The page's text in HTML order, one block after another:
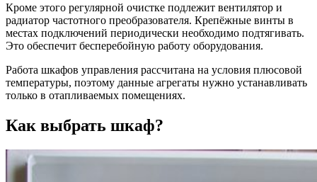
Кроме этого регулярной очистке подлежит вентилятор и
радиатор частотного преобразователя. Крепёжные винты в
местах подключений периодически необходимо подтягивать.
Это обеспечит бесперебойную работу оборудования.
Работа шкафов управления рассчитана на условия плюсовой
температуры, поэтому данные агрегаты нужно устанавливать
только в отапливаемых помещениях.
Как выбрать шкаф?